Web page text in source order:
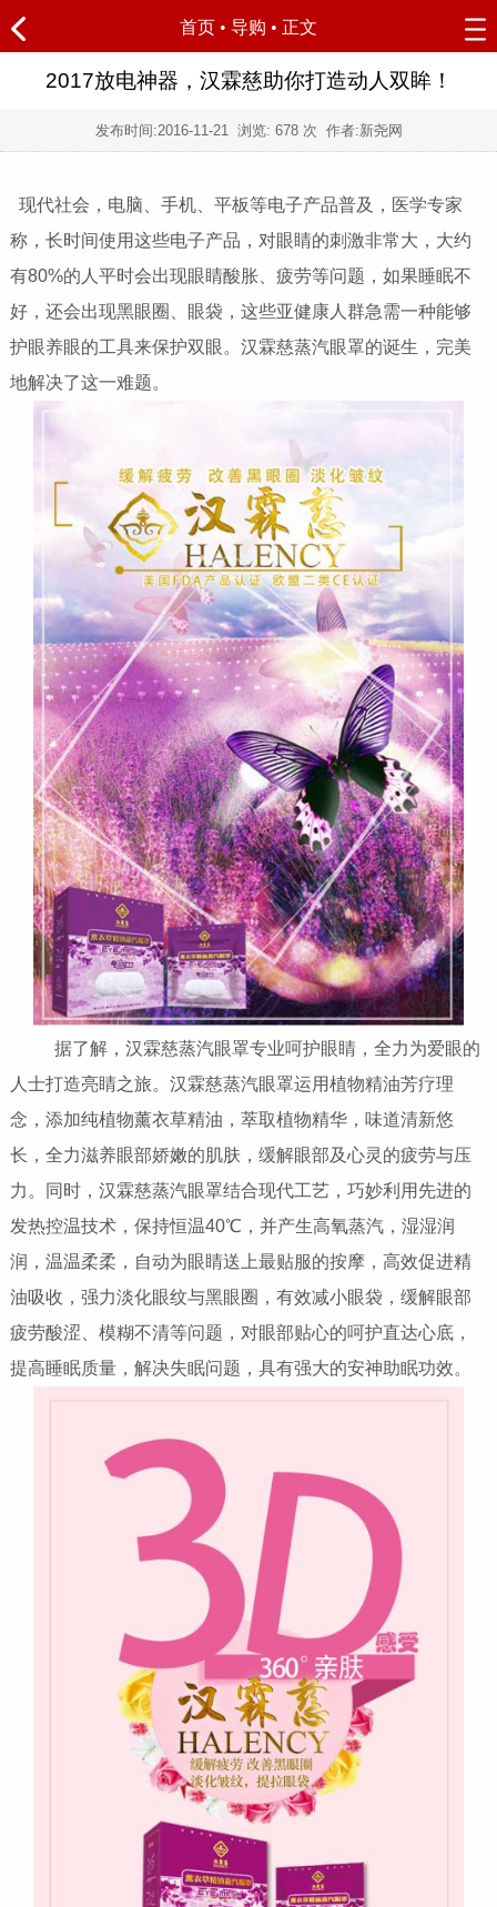
首页 • 导购 • 正文
2017放电神器，汉霖慈助你打造动人双眸！
发布时间:2016-11-21 浏览: 678 次 作者:新尧网
现代社会，电脑、手机、平板等电子产品普及，医学专家
称，长时间使用这些电子产品，对眼睛的刺激非常大，大约
有80%的人平时会出现眼睛酸胀、疲劳等问题，如果睡眠不
好，还会出现黑眼圈、眼袋，这些亚健康人群急需一种能够
护眼养眼的工具来保护双眼。汉霖慈蒸汽眼罩的诞生，完美
地解决了这一难题。
据了解，汉霖慈蒸汽眼罩专业呵护眼睛，全力为爱眼的
人士打造亮睛之旅。汉霖慈蒸汽眼罩运用植物精油芳疗理
念，添加纯植物薰衣草精油，萃取植物精华，味道清新悠
长，全力滋养眼部娇嫩的肌肤，缓解眼部及心灵的疲劳与压
力。同时，汉霖慈蒸汽眼罩结合现代工艺，巧妙利用先进的
发热控温技术，保持恒温40℃，并产生高氧蒸汽，湿湿润
润，温温柔柔，自动为眼睛送上最贴服的按摩，高效促进精
油吸收，强力淡化眼纹与黑眼圈，有效减小眼袋，缓解眼部
疲劳酸涩、模糊不清等问题，对眼部贴心的呵护直达心底，
提高睡眠质量，解决失眠问题，具有强大的安神助眠功效。